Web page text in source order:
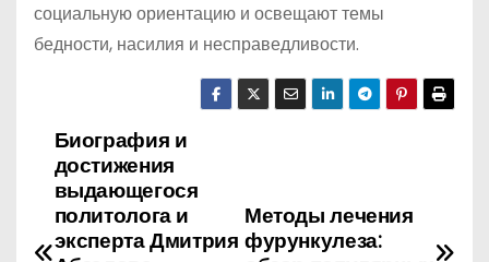
социальную ориентацию и освещают темы
бедности, насилия и несправедливости.
Н
в
Методы лечения
фурункулеза:
Биография и
достижения
выдающегося
политолога и
эксперта Дмитрия